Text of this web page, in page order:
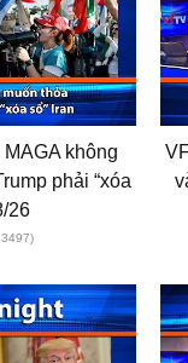
không
phải “xóa
26